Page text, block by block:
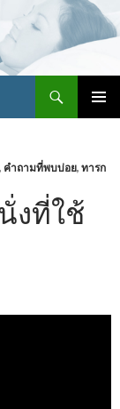
, คำถามที่พบบ่อย, ทารก
งที่ใช้